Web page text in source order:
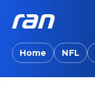
Home NFL